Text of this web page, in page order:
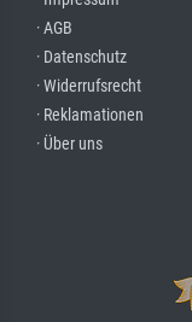
· AGB
· Datenschutz
· Widerrufsrecht
· Reklamationen
· Über uns